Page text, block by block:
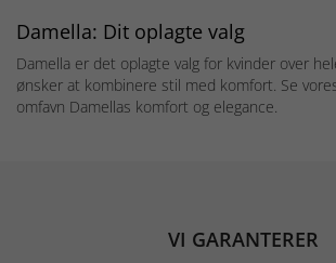
Damella: Dit oplagte valg
Damella er det oplagte valg for kvinder over
ønsker at kombinere stil med komfort. Se
omfavn Damellas komfort og elegance.
VI GARANTERER